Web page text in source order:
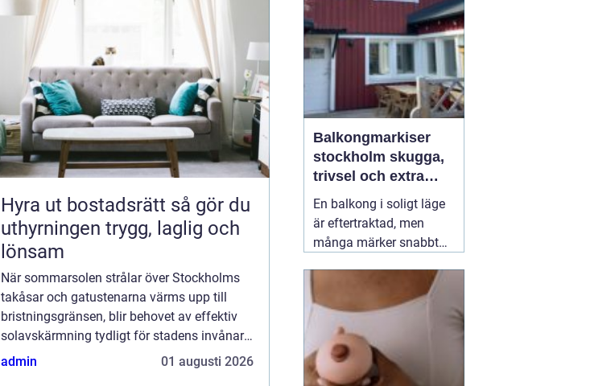
Hyra ut bostadsrätt så gör du
uthyrningen trygg, laglig och
lönsam
När sommarsolen strålar över Stockholms
takåsar och gatustenarna värms upp till
bristningsgränsen, blir behovet av effektiv
solavskärmning tydligt för stadens invånare.
Markiser i Stockholm är inte...
admin 01 augusti 2026
plåtbearbetning. När
för...
Balkongmarkiser
stockholm skugga,
trivsel och extra
rum utomhus
En balkong i soligt läge
är eftertraktad, men
många märker snabbt
under sommarhalvåret.
Glasräcken, mörka
reflekterande ytor gör att
solen ofta upplevs
starkare i Stockholm än